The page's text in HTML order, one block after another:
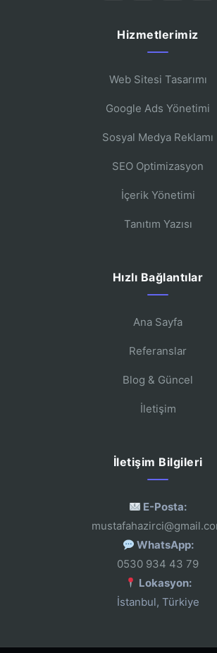
Hizmetlerimiz
Web Sitesi Tasarımı
Google Ads Yönetimi
Sosyal Medya Reklamı
SEO Optimizasyon
İçerik Yönetimi
Tanıtım Yazısı
Hızlı Bağlantılar
Ana Sayfa
Referanslar
Blog & Güncel
İletişim
İletişim Bilgileri
E-Posta:
WhatsApp:
0530 934 43 79
Lokasyon:
İstanbul, Türkiye